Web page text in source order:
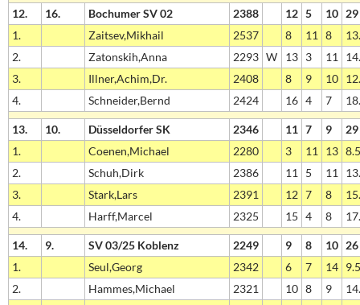
12. 16. Bochumer SV 02 2388 12 5 10
1.
Zaitsev,Mikhail 2537 8 11 8
2.
Zatonskih,Anna 2293 W 13 3 11
3.
Illner,Achim,Dr. 2408 8 9 10
4.
Schneider,Bernd 2424 16 4 7
13. 10. Düsseldorfer SK 2346 11 7 9
1.
Coenen,Michael 2280 3 11 13
2.
Schuh,Dirk 2386 11 5 11
3.
Stark,Lars 2391 12 7 8
4.
Harff,Marcel 2325 15 4 8
14. 9. SV 03/25 Koblenz 2249 9 8 10
1.
Seul,Georg 2342 6 7 14
2.
Hammes,Michael 2321 10 8 9